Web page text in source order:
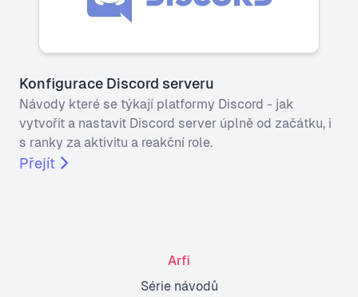
Konfigurace Discord serveru
Návody které se týkají platformy Discord - jak
vytvořit a nastavit Discord server úplně od začátku, i
s ranky za aktivitu a reakční role.
Přejít
Arfi
Série návodů